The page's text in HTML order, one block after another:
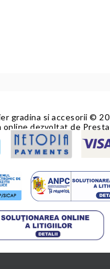
gradina si accesorii ©
online dezvoltat de